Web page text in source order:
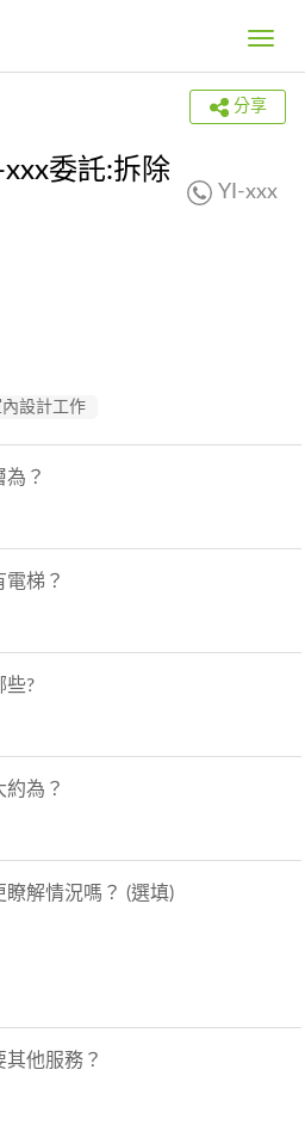
Toggle
分享
委託:拆除
YI-xxx
內設計工作
？
梯？
些?
為？
解情況嗎？ (選填)
他服務？